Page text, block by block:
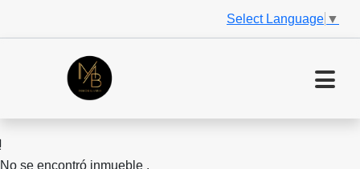
Select Language ▼
No se encontró inmueble .